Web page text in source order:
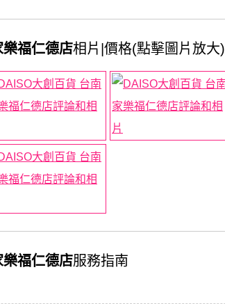
福仁德店相片|價格(點擊圖片放大)
福仁德店服務指南